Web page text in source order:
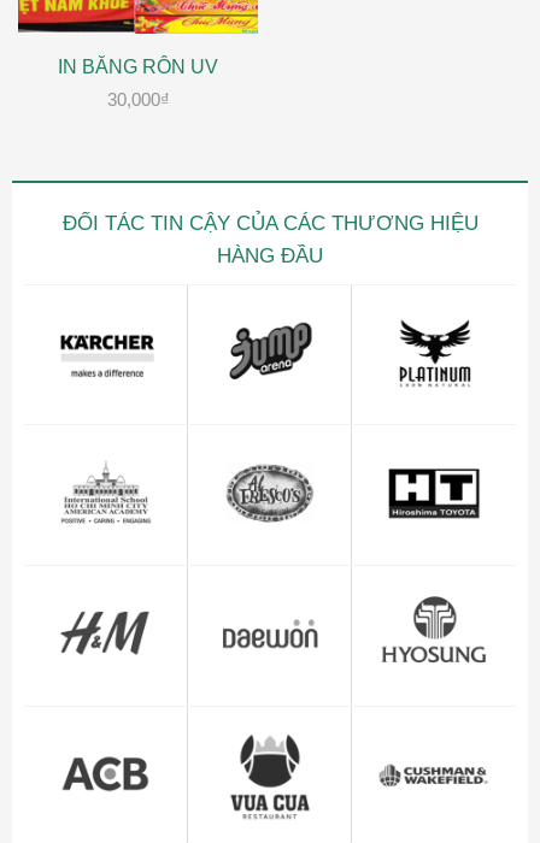
IN BĂNG RÔN UV
30,000₫
ĐỐI TÁC TIN CẬY CỦA CÁC THƯƠNG HIỆU
HÀNG ĐẦU